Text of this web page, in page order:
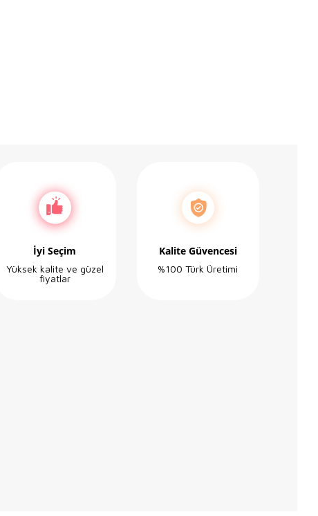
İyi Seçim
Yüksek kalite ve güzel
fiyatlar
Kalite Güvencesi
%100 Türk Üretimi